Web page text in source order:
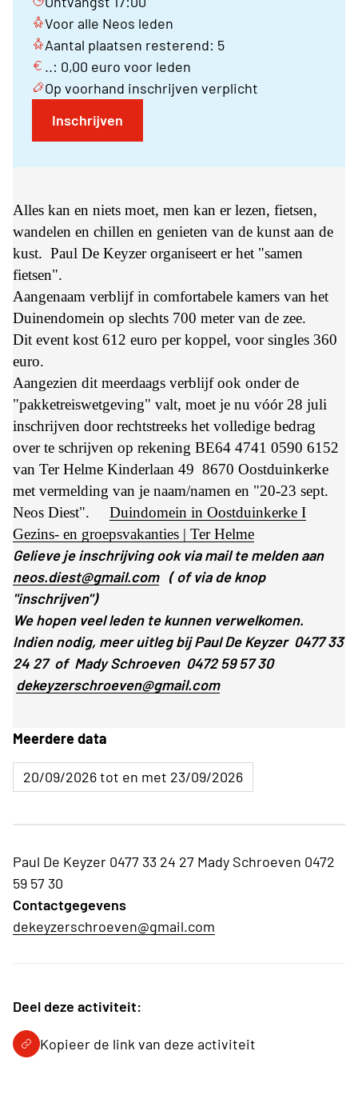
Voor alle Neos leden
Aantal plaatsen resterend: 5
..: 0,00 euro voor leden
Op voorhand inschrijven verplicht
Inschrijven
Alles kan en niets moet, men kan er lezen, fietsen,
wandelen en chillen en genieten van de kunst aan de
kust. Paul De Keyzer organiseert er het "samen
fietsen".
Aangenaam verblijf in comfortabele kamers van het
Duinendomein op slechts 700 meter van de zee.
Dit event kost 612 euro per koppel, voor singles 360
euro.
Aangezien dit meerdaags verblijf ook onder de
"pakketreiswetgeving" valt, moet je nu vóór 28 juli
inschrijven door rechtstreeks het volledige bedrag
over te schrijven op rekening BE64 4741 0590 6152
van Ter Helme Kinderlaan 49 8670 Oostduinkerke
met vermelding van je naam/namen en "20-23 sept.
Neos Diest". Duindomein in Oostduinkerke I
Gezins- en groepsvakanties | Ter Helme
Gelieve je inschrijving ook via mail te melden aan
neos.diest@gmail.com( of via de knop
"inschrijven")
We hopen veel leden te kunnen verwelkomen.
Indien nodig, meer uitleg bij Paul De Keyzer 0477 33
24 27 of Mady Schroeven 0472 59 57 30
dekeyzerschroeven@gmail.com
Meerdere data
20/09/2026 tot en met 23/09/2026
Paul De Keyzer 0477 33 24 27 Mady Schroeven 0472
59 57 30
Contactgegevens
dekeyzerschroeven@gmail.com
Deel deze activiteit:
Kopieer de link van deze activiteit